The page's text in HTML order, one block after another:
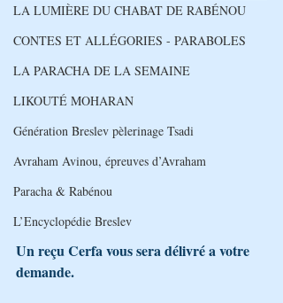
LA LUMIÈRE DU CHABAT DE RABÉNOU
CONTES ET ALLÉGORIES - PARABOLES
LA PARACHA DE LA SEMAINE
LIKOUTÉ MOHARAN
Génération Breslev pèlerinage Tsadi
Avraham Avinou, épreuves d’Avraham
Paracha & Rabénou
L’Encyclopédie Breslev
Un reçu Cerfa vous sera délivré a votre
demande.